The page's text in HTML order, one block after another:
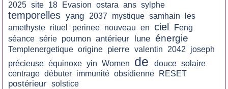
2025 site 18 Evasion ostara ans sylphe
temporelles yang 2037 mystique samhain
les
amethyste rituel perinee nouveau en ciel
Feng
séance série poumon antérieur lune énergie
Templenergetique origine pierre valentin 2042
joseph
précieuse équinoxe yin Women de douce solaire
centrage débuter immunité obsidienne RESET
postérieur solstice